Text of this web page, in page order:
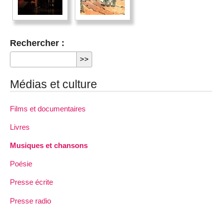
Rechercher :
Médias et culture
Films et documentaires
Livres
Musiques et chansons
Poésie
Presse écrite
Presse radio